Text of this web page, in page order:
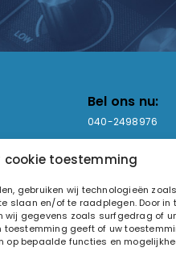
cookie toestemming
gebruiken wij technologieën
slaan en/of te raadplegen. Door in
wij gegevens zoals surfgedrag of
toestemming geeft of uw
op bepaalde functies en
Bel ons nu:
040-2498976
Ma - Vr: 09:00-
Za: Enkel op